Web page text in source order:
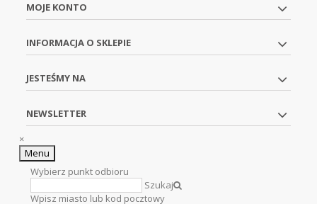
MOJE KONTO
INFORMACJA O SKLEPIE
JESTEŚMY NA
NEWSLETTER
×
Menu
Wybierz punkt odbioru
Szukaj
Wpisz miasto lub kod pocztowy